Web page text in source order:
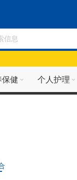
健 个人护理